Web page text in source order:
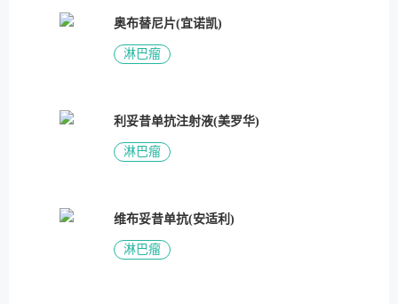
奥布替尼片(宜诺凯)
淋巴瘤
利妥昔单抗注射液(美罗华)
淋巴瘤
维布妥昔单抗(安适利)
淋巴瘤